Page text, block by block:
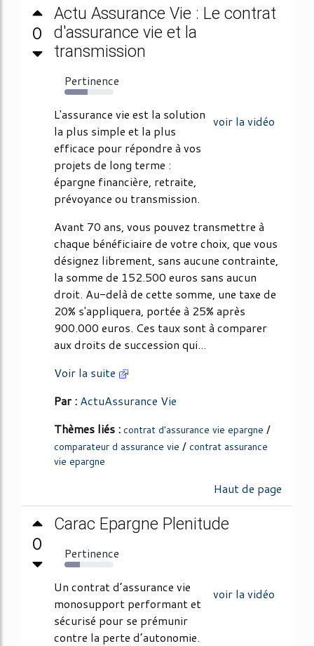
0
Actu Assurance Vie : Le contrat
d'assurance vie et la
transmission
Pertinence
47%
voir la vidéo
L'assurance vie est la solution
la plus simple et la plus
efficace pour répondre à vos
projets de long terme :
épargne financière, retraite,
prévoyance ou transmission.
Avant 70 ans, vous pouvez transmettre à
chaque bénéficiaire de votre choix, que vous
désignez librement, sans aucune contrainte,
la somme de 152.500 euros sans aucun
droit. Au-delà de cette somme, une taxe de
20% s'appliquera, portée à 25% après
900.000 euros. Ces taux sont à comparer
aux droits de succession qui...
Voir la suite
Par : ActuAssurance Vie
Thèmes liés : contrat d'assurance vie epargne /
comparateur d assurance vie / contrat assurance
vie epargne
Haut de page
0
Carac Epargne Plenitude
Pertinence
31%
voir la vidéo
Un contrat d’assurance vie
monosupport performant et
sécurisé pour se prémunir
contre la perte d’autonomie.